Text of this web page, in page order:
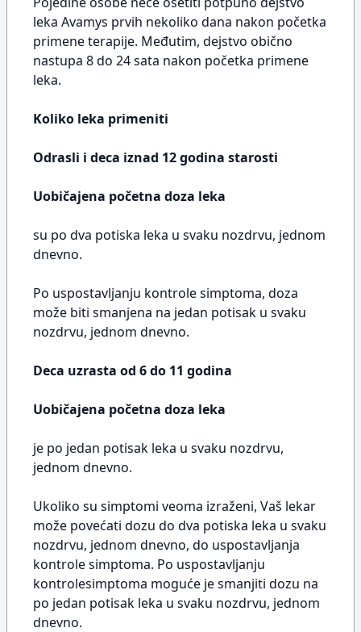
leka Avamys prvih nekoliko dana nakon početka
primene terapije. Međutim, dejstvo obično
nastupa 8 do 24 sata nakon početka primene
leka.
Koliko leka primeniti
Odrasli i deca iznad 12 godina starosti
Uobičajena početna doza leka
su po dva potiska leka u svaku nozdrvu, jednom
dnevno.
Po uspostavljanju kontrole simptoma, doza
može biti smanjena na jedan potisak u svaku
nozdrvu, jednom dnevno.
Deca uzrasta od 6 do 11 godina
Uobičajena početna doza leka
je po jedan potisak leka u svaku nozdrvu,
jednom dnevno.
Ukoliko su simptomi veoma izraženi, Vaš lekar
može povećati dozu do dva potiska leka u svaku
nozdrvu, jednom dnevno, do uspostavljanja
kontrole simptoma. Po uspostavljanju
kontrolesimptoma moguće je smanjiti dozu na
po jedan potisak leka u svaku nozdrvu, jednom
dnevno.